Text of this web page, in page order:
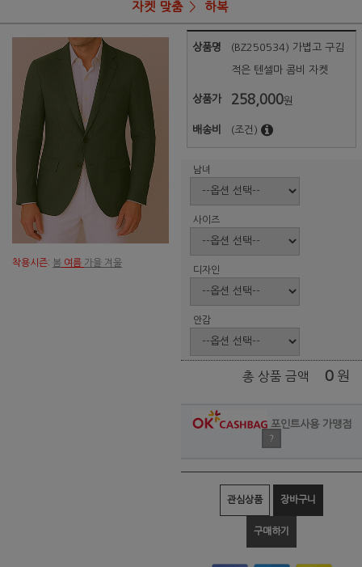
자켓 맞춤 하복
착용시즌: 봄 여름 가을 겨울
상품명 (BZ250534) 가볍고 구김
적은 텐셀마 콤비 자켓
상품가 258,000원
배송비 (조건)
남녀
사이즈
디자인
안감
총 상품 금액 0 원
포인트사용 가맹점
?
관심상품 장바구니
구매하기